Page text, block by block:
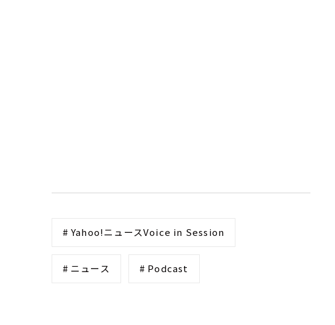
# Yahoo!ニュースVoice in Session
# ニュース # Podcast